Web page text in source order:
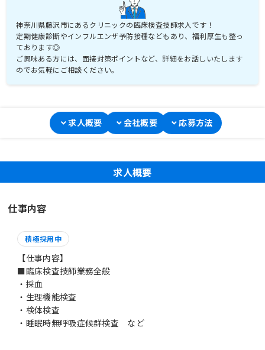
神奈川県藤沢市にあるクリニックの臨床検査技師求人です！
定期健康診断やインフルエンザ予防接種などもあり、福利厚生も整っ
ております◎
ご興味ある方には、面接対策ポイントなど、詳細をお話しいたします
のでお気軽にご相談ください。
求人概要 会社概要 応募方法
求人概要
仕事内容
積極採用中
【仕事内容】
■臨床検査技師業務全般
・採血
・生理機能検査
・検体検査
・睡眠時無呼吸症候群検査 など